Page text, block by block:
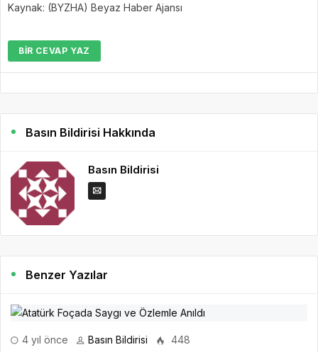
Kaynak: (BYZHA) Beyaz Haber Ajansı
BIR CEVAP YAZ
Basın Bildirisi Hakkında
Basın Bildirisi
Benzer Yazılar
4 yıl önce Basın Bildirisi 448